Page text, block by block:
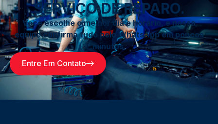
SERVIÇO DE REPARO.
Você escolhe o melhor dia e horário, e nossa
equipe confirma tudo pelo WhatsApp em poucos
minutos.
Entre Em Contato